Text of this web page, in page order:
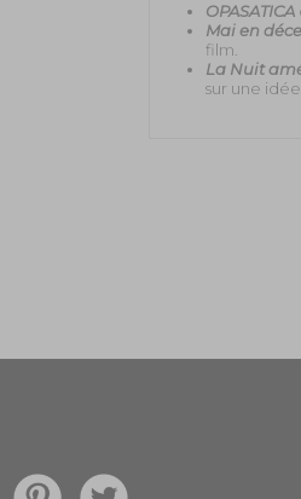
OPASATICA
Mai en
film.
La Nuit
sur une